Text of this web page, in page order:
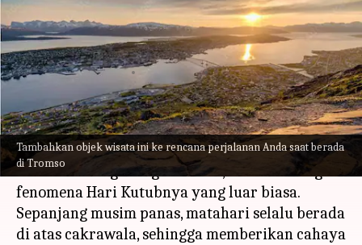
Tambahkan objek wisata ini ke rencana perjalanan Anda saat berada
di Tromso
Tromso adalah daya tarik yang
tidak boleh Anda lewatkan
menulis Taufiq Al Jufri Apr 02, 2024 11:24 am
Apa ceritanya
Tromso, sebuah kota yang terletak di Lingkaran
Arktik Norwegia bagian utara, terkenal dengan
fenomena Hari Kutubnya yang luar biasa.
Sepanjang musim panas, matahari selalu berada
di atas cakrawala, sehingga memberikan cahaya